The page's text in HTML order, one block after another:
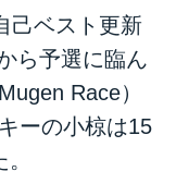
己ベスト更新
ら予選に臨ん
Race）
ーの小椋は15